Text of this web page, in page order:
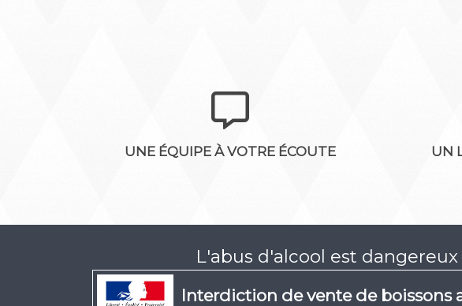
UNE ÉQUIPE À VOTRE ÉCOUTE
UN
L'abus d'alcool est
Interdiction de vente de boissons